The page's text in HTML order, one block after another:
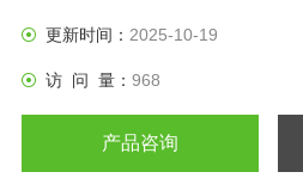
更新时间： 2025-10-19
访 问 量： 968
产品咨询